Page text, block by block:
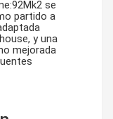
se
partido a
y una
mejorada